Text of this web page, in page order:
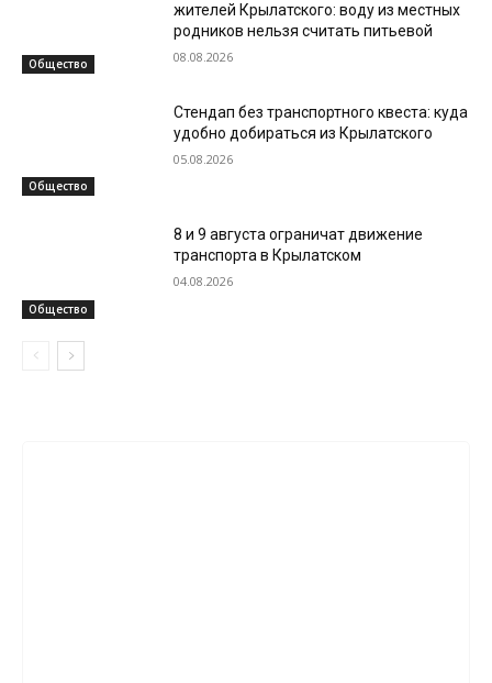
Общество
жителей Крылатского: воду из местных
родников нельзя считать питьевой
08.08.2026
Общество
Стендап без транспортного квеста: куда
удобно добираться из Крылатского
05.08.2026
Общество
8 и 9 августа ограничат движение
транспорта в Крылатском
04.08.2026